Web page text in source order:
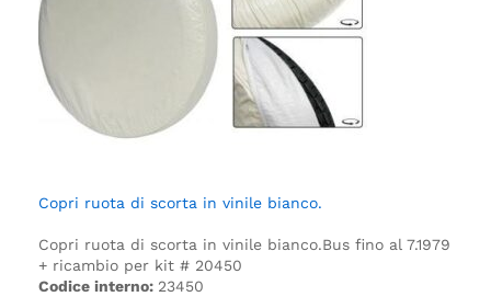
Copri ruota di scorta in vinile bianco.
Copri ruota di scorta in vinile bianco.Bus fino al 7.1979
+ ricambio per kit # 20450
Codice interno: 23450